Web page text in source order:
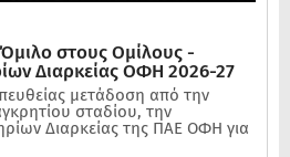
στους Ομίλους -
Διαρκείας ΟΦΗ 2026-27
μετάδοση από την
σταδίου, την
Διαρκείας της ΠΑΕ ΟΦΗ για